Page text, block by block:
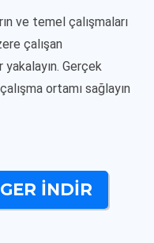
ve temel çalışmaları
çalışan
Gerçek
ortamı sağlayın
INDIR